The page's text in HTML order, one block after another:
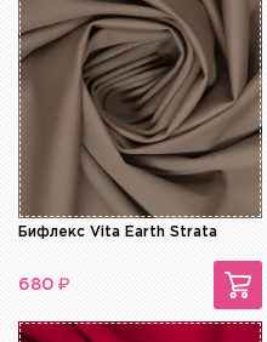
Бифлекс Vita Earth Strata
680 ₽